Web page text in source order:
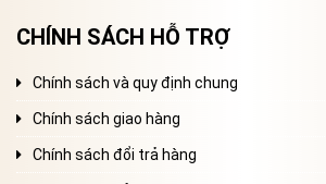
CHÍNH SÁCH HỖ TRỢ
Chính sách và quy định chung
Chính sách giao hàng
Chính sách đổi trả hàng